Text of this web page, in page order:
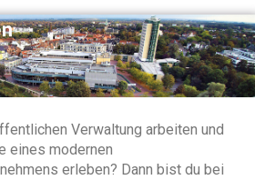
Verwaltung arbeiten und
eines modernen
erleben? Dann bist du bei